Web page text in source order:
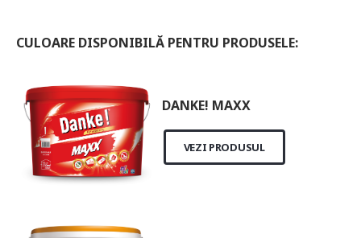
CULOARE DISPONIBILĂ PENTRU PRODUSELE:
DANKE! MAXX
VEZI PRODUSUL